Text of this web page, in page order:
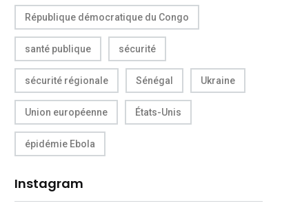
République démocratique du Congo
santé publique sécurité
sécurité régionale Sénégal Ukraine
Union européenne États-Unis
épidémie Ebola
Instagram